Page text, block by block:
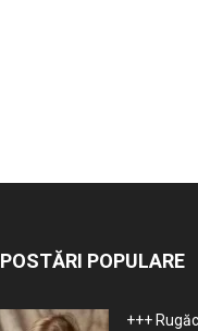
POSTĂRI POPULARE
+++